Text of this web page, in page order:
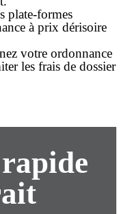
plate-formes
à prix dérisoire
votre ordonnance
les frais de dossier